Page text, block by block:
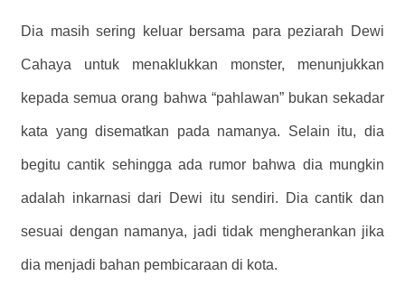
Dia masih sering keluar bersama para peziarah Dewi
Cahaya untuk menaklukkan monster, menunjukkan
kepada semua orang bahwa “pahlawan” bukan sekadar
kata yang disematkan pada namanya. Selain itu, dia
begitu cantik sehingga ada rumor bahwa dia mungkin
adalah inkarnasi dari Dewi itu sendiri. Dia cantik dan
sesuai dengan namanya, jadi tidak mengherankan jika
dia menjadi bahan pembicaraan di kota.